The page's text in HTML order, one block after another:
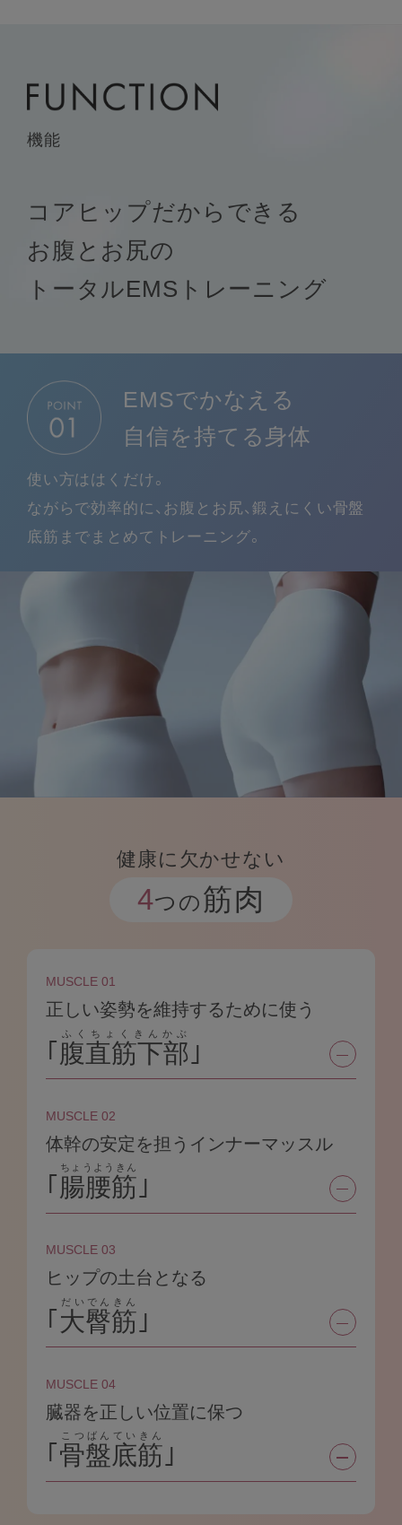
機能
コアヒップだからできる
お腹とお尻の
トータルEMSトレーニング
EMSでかなえる
自信を持てる身体
使い方ははくだけ。
ながらで効率的に、お腹とお尻、鍛えにくい骨盤
底筋までまとめてトレーニング。
健康に欠かせない
4つの筋肉
MUSCLE 01
正しい姿勢を維持するために使う
｢ 腹直筋下部
ふくちょくきんかぶ
｣
MUSCLE 02
体幹の安定を担うインナーマッスル
｢ 腸腰筋
ちょうようきん
｣
MUSCLE 03
ヒップの土台となる
｢ 大臀筋
だいでんきん
｣
MUSCLE 04
臓器を正しい位置に保つ
｢ 骨盤底筋
こつばんていきん
｣